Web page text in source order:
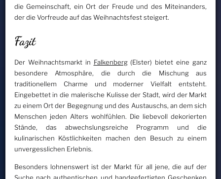
die Gemeinschaft, ein Ort der Freude und des Miteinanders,
der die Vorfreude auf das Weihnachtsfest steigert.
Fazit
Der Weihnachtsmarkt in Falkenberg(Elster) bietet eine ganz
besondere Atmosphäre, die durch die Mischung aus
traditionellem Charme und moderner Vielfalt entsteht.
Eingebettet in die malerische Kulisse der Stadt, wird der Markt
zu einem Ort der Begegnung und des Austauschs, an dem sich
Menschen jeden Alters wohlfühlen. Die liebevoll dekorierten
Stände, das abwechslungsreiche Programm und die
kulinarischen Köstlichkeiten machen den Besuch zu einem
unvergesslichen Erlebnis.
Besonders lohnenswert ist der Markt für all jene, die auf der